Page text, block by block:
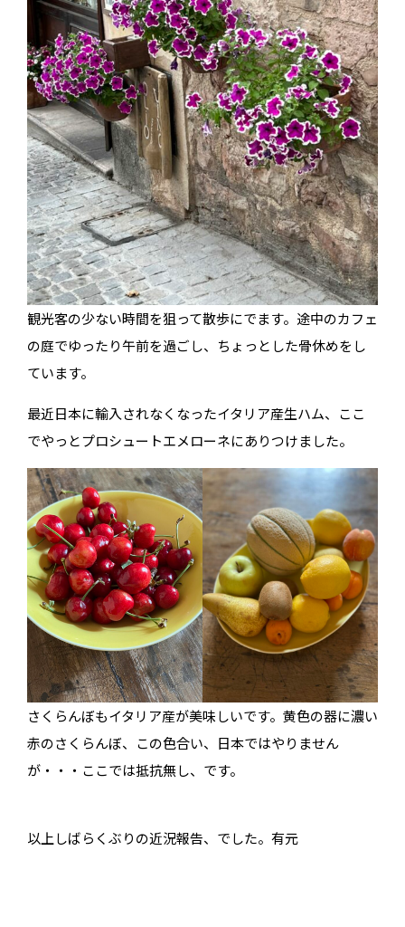
観光客の少ない時間を狙って散歩にでます。途中のカフェ
の庭でゆったり午前を過ごし、ちょっとした骨休めをし
ています。
最近日本に輸入されなくなったイタリア産生ハム、ここ
でやっとプロシュートエメローネにありつけました。
さくらんぼもイタリア産が美味しいです。黄色の器に濃い
赤のさくらんぼ、この色合い、日本ではやりません
が・・・ここでは抵抗無し、です。
以上しばらくぶりの近況報告、でした。有元